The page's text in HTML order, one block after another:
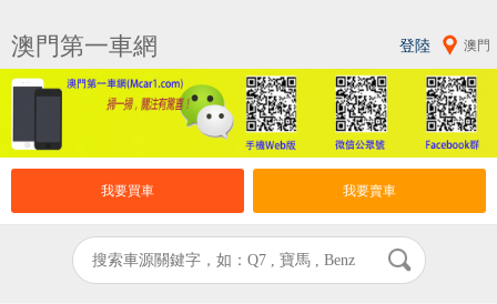
澳門第一車網 澳門
登陸
我要買車 我要賣車